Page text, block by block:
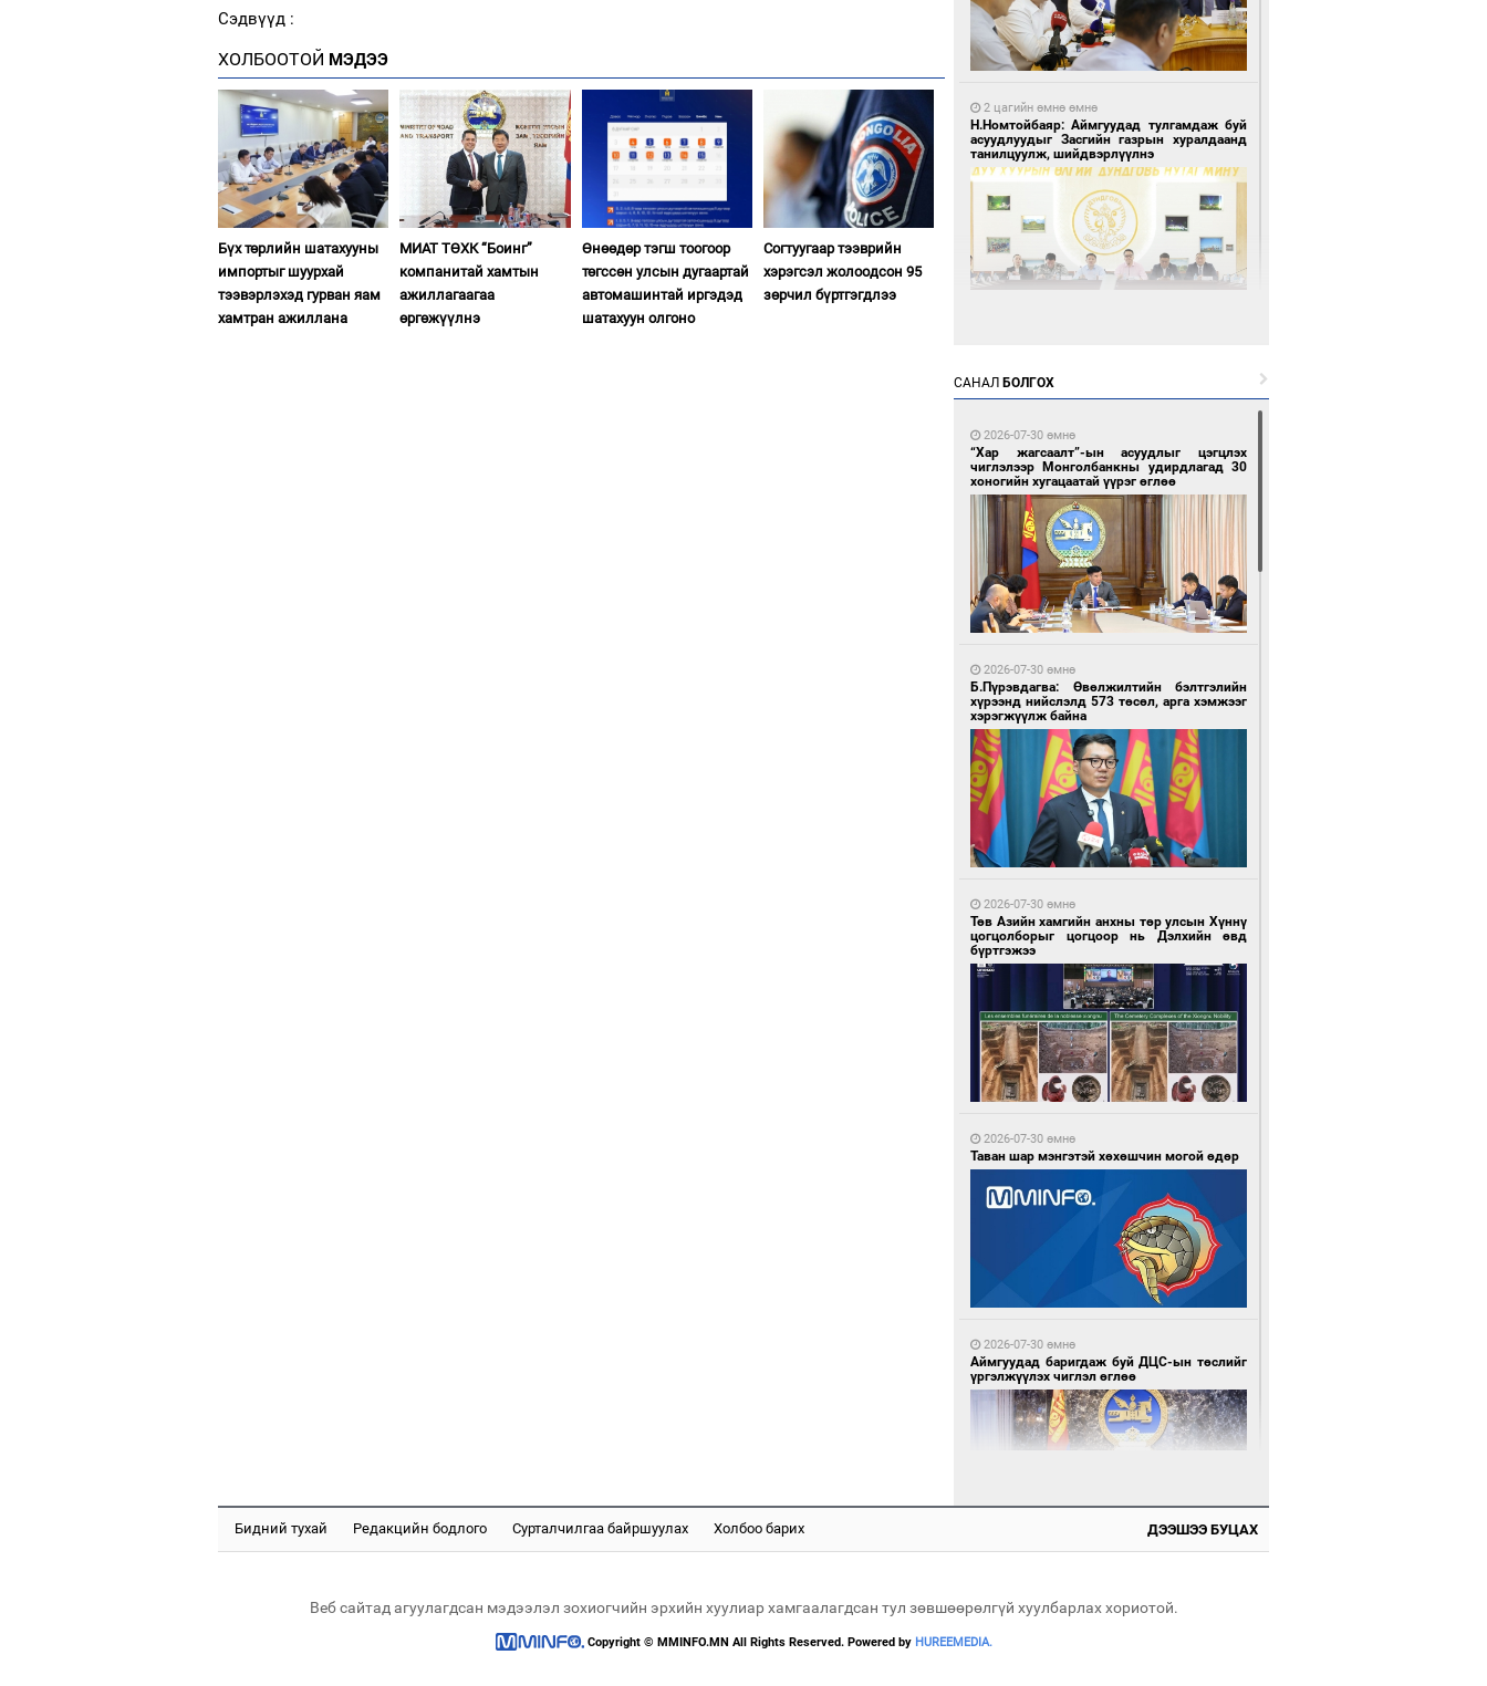
Сэдвүүд :
ХОЛБООТОЙ МЭДЭЭ
Бүх төрлийн шатахууны
импортыг шуурхай
тээвэрлэхэд гурван яам
хамтран ажиллана
МИАТ ТӨХК “Боинг”
компанитай хамтын
ажиллагаагаа
өргөжүүлнэ
Өнөөдөр тэгш тоогоор
төгссөн улсын дугаартай
автомашинтай иргэдэд
шатахуун олгоно
Согтуугаар тээврийн
хэрэгсэл жолоодсон 95
зөрчил бүртгэгдлээ
2 цагийн өмнө өмнө
Н.Номтойбаяр: Аймгуудад тулгамдаж буй
асуудлуудыг Засгийн газрын хуралдаанд
танилцуулж, шийдвэрлүүлнэ
дугаартай автомашинтай иргэдэд шатахуун
олгоно
10 цагийн өмнө өмнө
С.Бямбацогт Зүүн Азийн эрэгтэйчүүдийн
волейболын тэмцээнд оролцож байгаа баг
тамирчдад амжилт хүслээ
10 цагийн өмнө өмнө
Согтуугаар тээврийн хэрэгсэл жолоодсон
95 зөрчил бүртгэгдлээ
10 цагийн өмнө өмнө
Автобензин, дизель түлшний онцгой албан
татварыг тэглэлээ
Санхүүгийн хэмнэлтийн горимд эрүүл
мэндийн салбар хамаарахгүй
нээлттэй ил тод болгоно
САНАЛ БОЛГОХ
2026-07-30 өмнө
“Хар жагсаалт”-ын асуудлыг цэгцлэх
чиглэлээр Монголбанкны удирдлагад 30
хоногийн хугацаатай үүрэг өглөө
2026-07-30 өмнө
Б.Пүрэвдагва: Өвөлжилтийн бэлтгэлийн
хүрээнд нийслэлд 573 төсөл, арга хэмжээг
хэрэгжүүлж байна
2026-07-30 өмнө
Төв Азийн хамгийн анхны төр улсын Хүннү
цогцолборыг цогцоор нь Дэлхийн өвд
бүртгэжээ
2026-07-30 өмнө
Таван шар мэнгэтэй хөхөшчин могой өдөр
2026-07-30 өмнө
Аймгуудад баригдаж буй ДЦС-ын төслийг
үргэлжүүлэх чиглэл өглөө
Бидний тухай Редакцийн бодлого Сурталчилгаа байршуулах Холбоо барих ДЭЭШЭЭ БУЦАХ
Веб сайтад агуулагдсан мэдээлэл зохиогчийн эрхийн хуулиар хамгаалагдсан тул зөвшөөрөлгүй хуулбарлах хориотой.
Copyright © MMINFO.MN All Rights Reserved. Powered by HUREEMEDIA.